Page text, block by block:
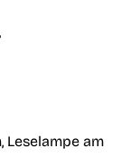
Leselampe am